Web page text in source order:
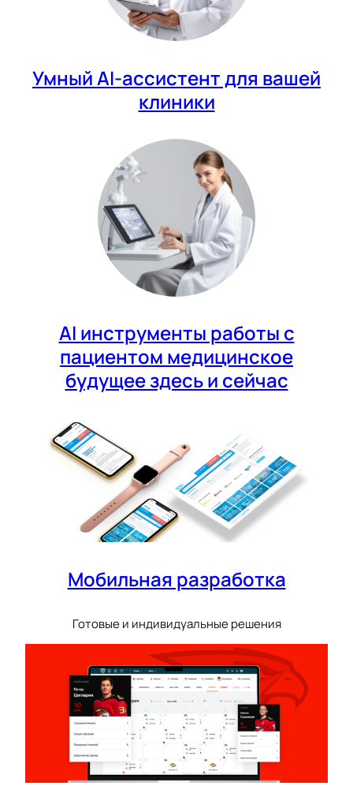
Умный AI-ассистент для вашей
клиники
AI инструменты работы с
пациентом медицинское
будущее здесь и сейчас
Мобильная разработка
Готовые и индивидуальные решения